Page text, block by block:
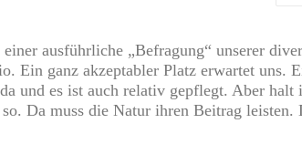
einer ausführliche „Befragung“ unserer
Ein ganz akzeptabler Platz erwartet uns.
und es ist auch relativ gepflegt. Aber halt
Da muss die Natur ihren Beitrag